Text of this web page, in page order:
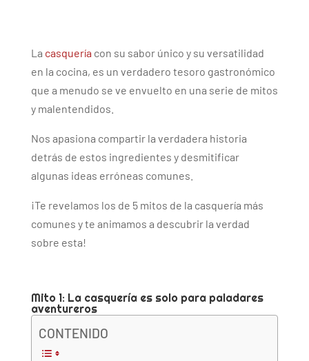
La casquería con su sabor único y su versatilidad
en la cocina, es un verdadero tesoro gastronómico
que a menudo se ve envuelto en una serie de mitos
y malentendidos.
Nos apasiona compartir la verdadera historia
detrás de estos ingredientes y desmitificar
algunas ideas erróneas comunes.
¡Te revelamos los de 5 mitos de la casquería más
comunes y te animamos a descubrir la verdad
sobre esta!
Mito 1: La casquería es solo para paladares
aventureros
CONTENIDO